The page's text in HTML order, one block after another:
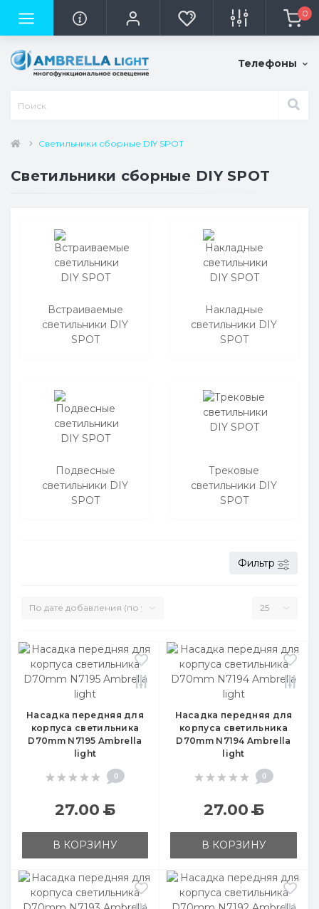
0
Телефоны
Светильники сборные DIY SPOT
Светильники сборные DIY SPOT
Встраиваемые
светильники DIY
SPOT
Накладные
светильники DIY
SPOT
Подвесные
светильники DIY
SPOT
Трековые
светильники DIY
SPOT
Фильтр
Насадка передняя для
корпуса светильника
D70mm N7195 Ambrella
light
0
27.00Б
В КОРЗИНУ
Насадка передняя для
корпуса светильника
D70mm N7194 Ambrella
light
0
27.00Б
В КОРЗИНУ